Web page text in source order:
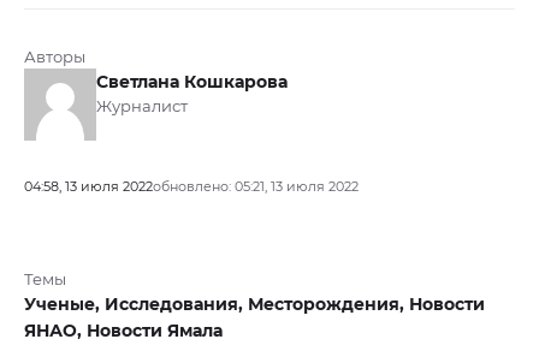
Авторы
Светлана Кошкарова
Журналист
04:58, 13 июля 2022обновлено: 05:21, 13 июля 2022
Темы
Ученые, Исследования, Месторождения, Новости
ЯНАО, Новости Ямала